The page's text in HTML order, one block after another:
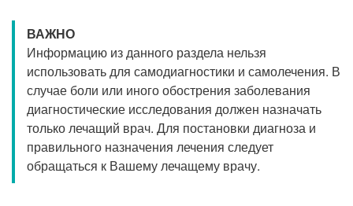
Прием гастроэнтеролога
Прием офтальмолога
Прием уролога
Прием хирурга
Прием кардиолога
ВАЖНО
Информацию из данного раздела нельзя
использовать для самодиагностики и самолечения. В
случае боли или иного обострения заболевания
диагностические исследования должен назначать
только лечащий врач. Для постановки диагноза и
правильного назначения лечения следует
обращаться к Вашему лечащему врачу.